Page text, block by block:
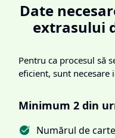
Date
extrasului
Pentru ca procesul să
eficient, sunt
Minimum 2 din
Numărul de